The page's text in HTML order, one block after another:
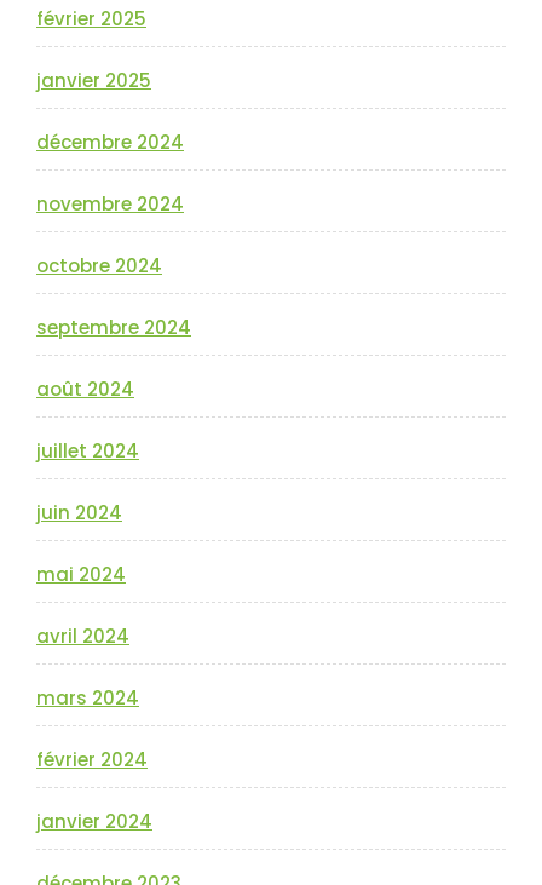
février 2025
janvier 2025
décembre 2024
novembre 2024
octobre 2024
septembre 2024
août 2024
juillet 2024
juin 2024
mai 2024
avril 2024
mars 2024
février 2024
janvier 2024